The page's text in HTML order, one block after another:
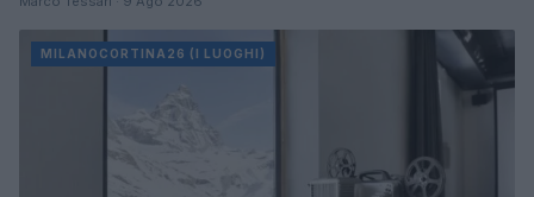
MILANOCORTINA26 (I LUOGHI)